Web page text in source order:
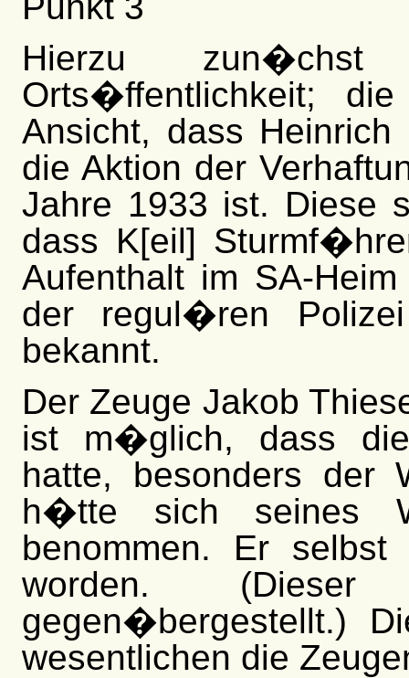
Hierzu
Orts�ffentlichkeit;
Ansicht, dass
die Aktion der
Jahre 1933 ist. Diese
dass K[eil]
Aufenthalt im SA-
der regul�ren
bekannt.
Der Zeuge Jakob
ist m�glich, dass
hatte, besonders der
h�tte sich seines
benommen. Er
worden.
gegen�bergestellt.)
wesentlichen die